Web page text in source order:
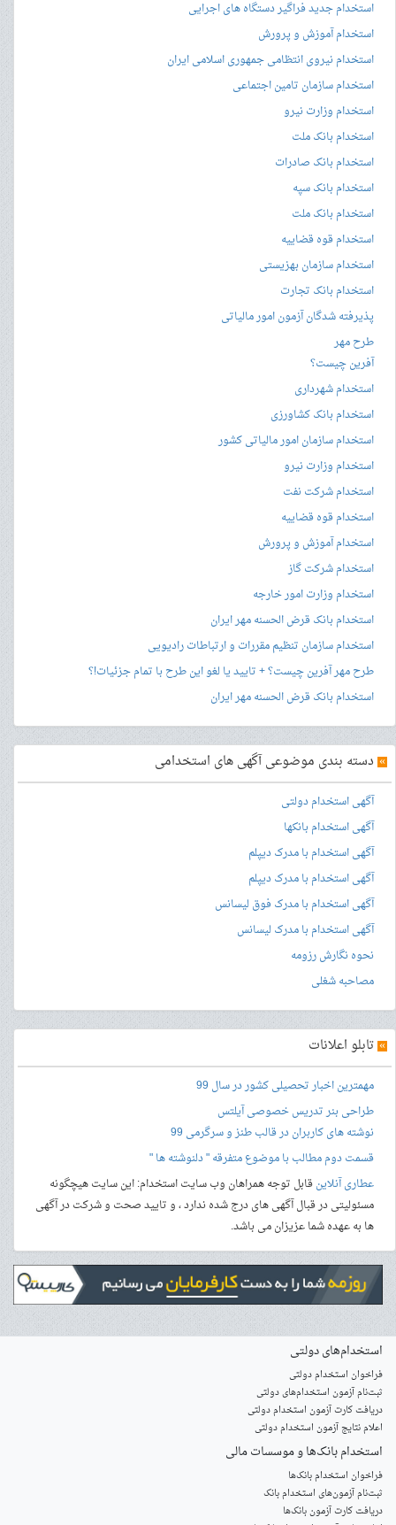
استخدام جدید فراگیر دستگاه های اجرایی
استخدام آموزش و پرورش
استخدام نیروی انتظامی جمهوری اسلامی ایران
استخدام سازمان تامین اجتماعی
استخدام وزارت نیرو
استخدام بانک ملت
استخدام بانک صادرات
استخدام بانک سپه
استخدام بانک ملت
استخدام قوه قضاییه
استخدام سازمان بهزیستی
استخدام بانک تجارت
پذیرفته شدگان آزمون امور مالیاتی
طرح مهر
آفرین چیست؟
استخدام شهرداری
استخدام بانک کشاورزی
استخدام سازمان امور مالیاتی کشور
استخدام وزارت نیرو
استخدام شرکت نفت
استخدام قوه قضاییه
استخدام آموزش و پرورش
استخدام شرکت گاز
استخدام وزارت امور خارجه
استخدام بانک قرض الحسنه مهر ایران
استخدام سازمان تنظیم مقررات و ارتباطات رادیویی
طرح مهر آفرین چیست؟ + تایید یا لغو این طرح با تمام جزئیات!؟
استخدام بانک قرض الحسنه مهر ایران
» دسته بندی موضوعی آگهی های استخدامی
آگهی استخدام دولتی
آگهی استخدام بانکها
آگهی استخدام با مدرک دیپلم
آگهی استخدام با مدرک دیپلم
آگهی استخدام با مدرک فوق لیسانس
آگهی استخدام با مدرک لیسانس
نحوه نگارش رزومه
مصاحبه شغلی
» تابلو اعلانات
مهمترین اخبار تحصیلی کشور در سال 99
طراحی بنرتدریس خصوصی آیلتس
نوشته های کاربران در قالب طنز و سرگرمی 99
قسمت دوم مطالب با موضوع متفرقه " دلنوشته ها "
عطاری آنلاینقابل توجه همراهان وب سایت استخدام: این سایت هیچگونه
مسئولیتی در قبال آگهی های درج شده ندارد ، و تایید صحت و شرکت در آگهی
ها به عهده شما عزیزان می باشد.
استخدام‌های دولتی
فراخوان استخدام دولتی
ثبت‌نام آزمون‌ استخدام‌های دولتی
دریافت کارت آزمون استخدام دولتی
اعلام نتایج آزمون استخدام دولتی
استخدام‌ بانک‌ها و موسسات مالی
فراخوان استخدام بانک‌ها
‌ثبت‌نام آزمون‌های استخدام بانک
دریافت کارت آزمون بانک‌ها